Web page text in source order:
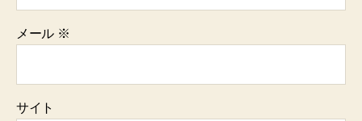
メール ※
サイト